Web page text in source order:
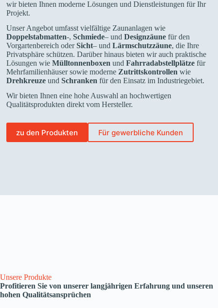
wir bieten Ihnen moderne Lösungen und Dienstleistungen für Ihr
Projekt.
Unser Angebot umfasst vielfältige Zaunanlagen wie
Doppelstabmatten-, Schmiede– und Designzäunefür den
Vorgartenbereich oderSicht– und Lärmschutzzäune, die Ihre
Privatsphäre schützen. Darüber hinaus bieten wir auch praktische
Lösungen wie Mülltonnenboxen und Fahrradabstellplätzefür
Mehrfamilienhäuser sowie moderne Zutrittskontrollen wie
Drehkreuzeund Schranken für den Einsatz im Industriegebiet.
Wir bieten Ihnen eine hohe Auswahl an hochwertigen
Qualitätsprodukten direkt vom Hersteller.
zu den Produkten Für gewerbliche Kunden
Unsere Produkte
Profitieren Sie von unserer langjährigen Erfahrung und unseren
hohen Qualitätsansprüchen